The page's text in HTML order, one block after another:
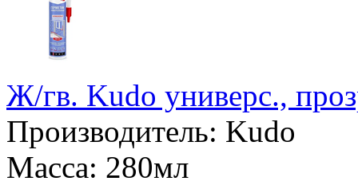
Ж/гв. Kudo универс.,
Производитель: Kudo
Масса: 280мл